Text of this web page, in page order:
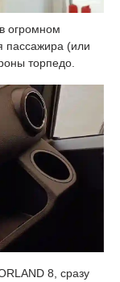
огромном
пассажира (или
торпедо.
8, сразу